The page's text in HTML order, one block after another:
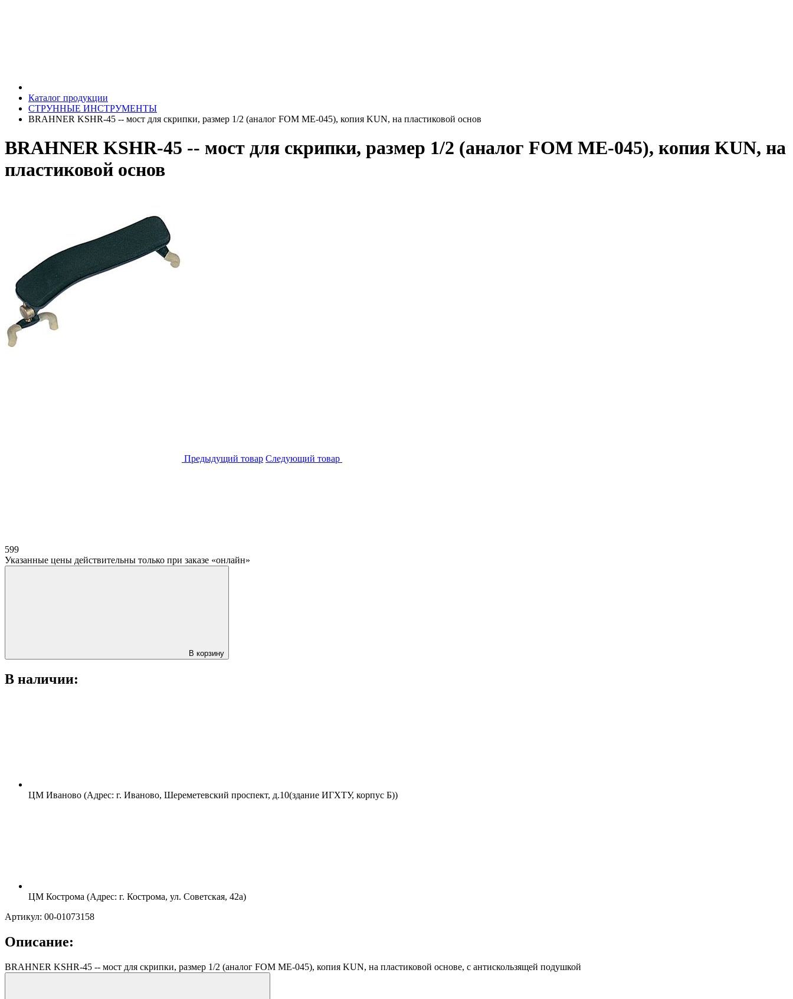
Каталог продукции
СТРУННЫЕ ИНСТРУМЕНТЫ
BRAHNER KSHR-45 -- мост для скрипки, размер 1/2 (аналог FOM ME-045), копия KUN, на пластиковой основ
BRAHNER KSHR-45 -- мост для скрипки, размер 1/2 (аналог FOM ME-045), копия KUN, на
пластиковой основ
Предыдущий товар Следующий товар
599
Указанные цены действительны только при заказе «онлайн»
В корзину
В наличии:
ЦМ Иваново (Адрес: г. Иваново, Шереметевский проспект, д.10(здание ИГХТУ, корпус Б))
ЦМ Кострома (Адрес: г. Кострома, ул. Советская, 42а)
Артикул: 00-01073158
Описание:
BRAHNER KSHR-45 -- мост для скрипки, размер 1/2 (аналог FOM ME-045), копия KUN, на пластиковой основе, с антискользящей подушкой